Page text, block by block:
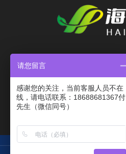
请您留言
感谢您的关注，当前客服人员不在
线，请电话联系：18688681367付
先生（微信同号）